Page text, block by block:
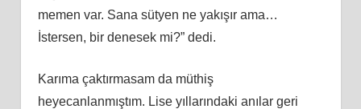
memen var. Sana sütyen ne yakışır ama…
İstersen, bir denesek mi?” dedi.
Karıma çaktırmasam da müthiş
heyecanlanmıştım. Lise yıllarındaki anılar geri